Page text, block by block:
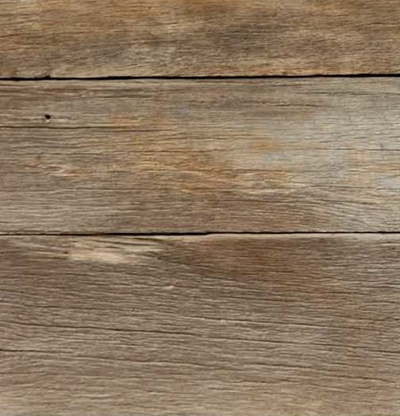
Kim-Fell